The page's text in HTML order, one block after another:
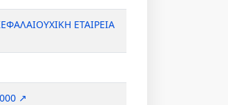
ΕΤΑΙΡΕΙΑ
↗